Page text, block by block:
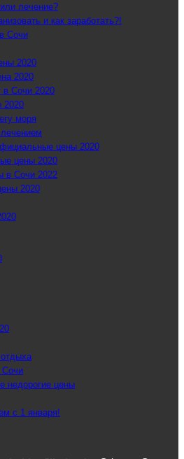
лечение?
и как заработать?!
Сочи
2020
2020
в Сочи 2020
2020
моря
цены 2020
цены 2020
в Сочи 2022
2020
Сочи
недорогие цены
с 1 января!